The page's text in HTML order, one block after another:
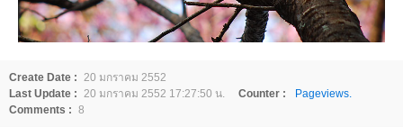
Create Date : 20 มกราคม 2552
Last Update : 20 มกราคม 2552 17:27:50 น. Counter :
Pageviews.
Comments : 8